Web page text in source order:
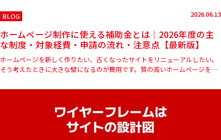
BLOG 2026.06.13
ホームページ制作に使える補助金とは｜2026年度の主
な制度・対象経費・申請の流れ・注意点【最新版】
ホームページを新しく作りたい、古くなったサイトをリニューアルしたい。
そう考えたときに大きな壁になるのが費用です。質の高いホームページを制